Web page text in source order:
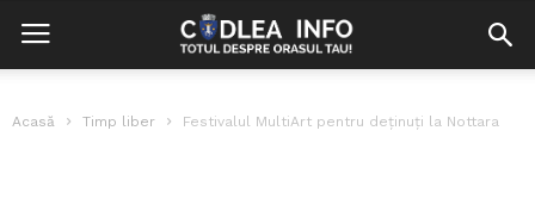
Acasă Timp liber Festivalul MultiArt pentru deținuți la Nottara